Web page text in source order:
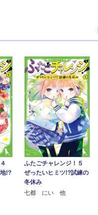
!?
ふたごチャレンジ！５
ぜったいヒミツ!?試練の
冬休み
七都 にい 他